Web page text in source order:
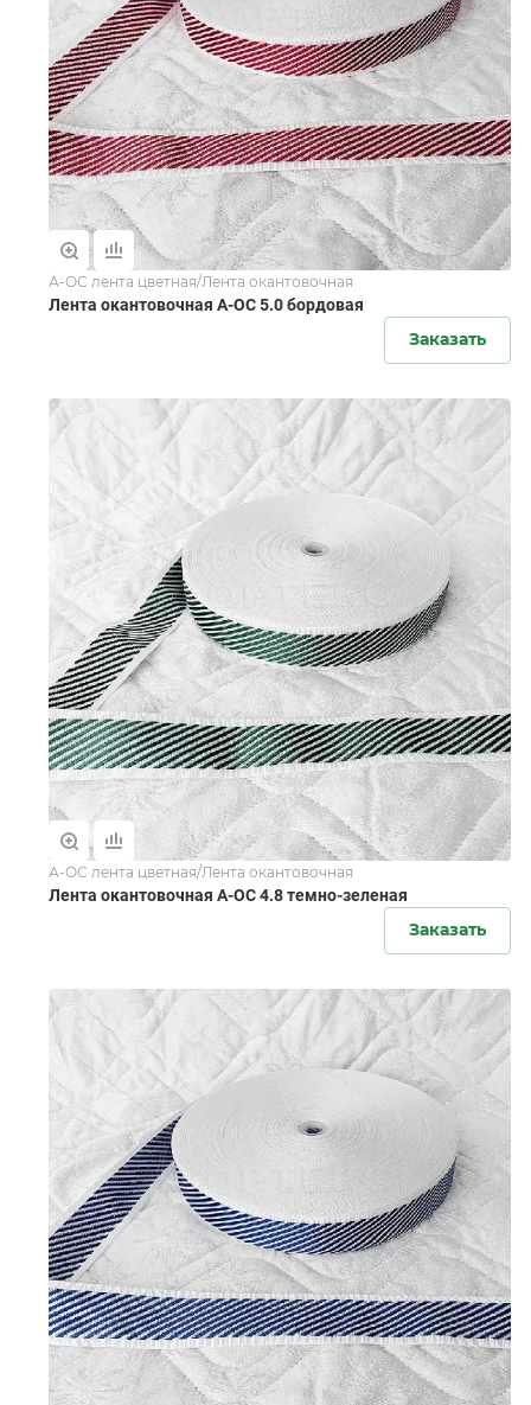
А-ОС лента цветная/Лента окантовочная
Лента окантовочная А-ОС 5.0 бордовая
Заказать
А-ОС лента цветная/Лента окантовочная
Лента окантовочная А-ОС 4.8 темно-зеленая
Заказать